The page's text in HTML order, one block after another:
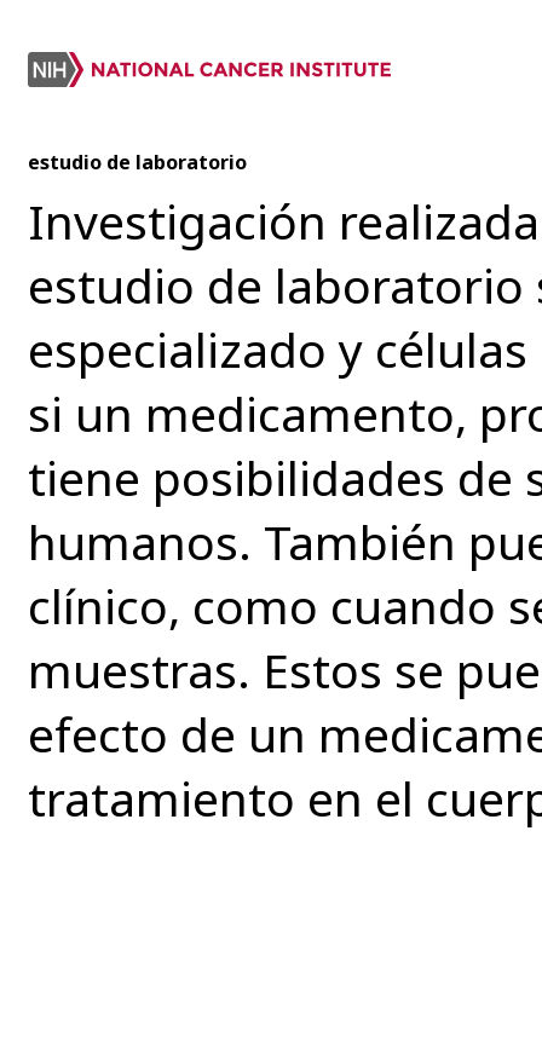
estudio de laboratorio
Investigación
estudio de laboratorio
especializado y
si un medicamento,
tiene posibilidades de
humanos. También
clínico, como cuando
muestras. Estos se
efecto de un
tratamiento en el